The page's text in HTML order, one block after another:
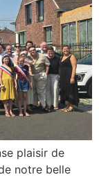
plaisir de
notre belle